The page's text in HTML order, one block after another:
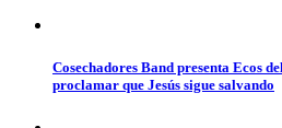
Cosechadores Band presenta Ecos
proclamar que Jesús sigue salvando